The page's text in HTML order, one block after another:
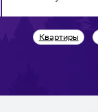
forwardКвартиры